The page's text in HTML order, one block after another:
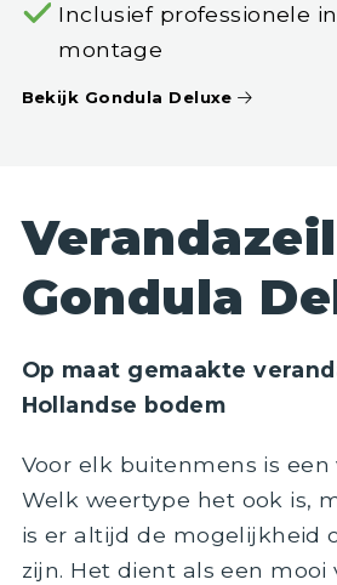
Inclusief professionele
montage
Bekijk Gondula Deluxe
Verandazeil
Gondula
Op maat gemaakte
Hollandse bodem
Voor elk buitenmens is een
Welk weertype het ook is,
is er altijd de mogelijkheid
zijn. Het dient als een